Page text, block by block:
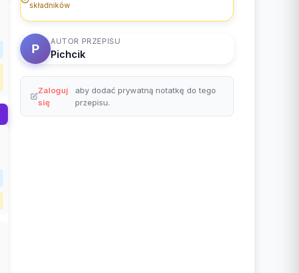
składników
P
AUTOR PRZEPISU
Pichcik
Zaloguj
się
aby dodać prywatną notatkę do tego
przepisu.